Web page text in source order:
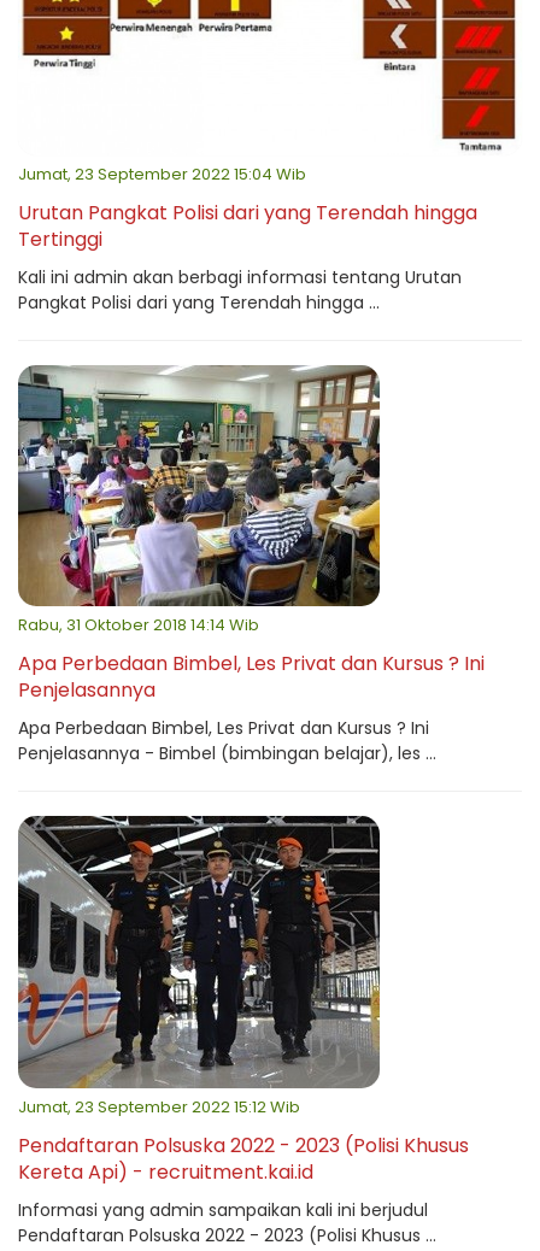
Jumat, 23 September 2022 15:04 Wib
Urutan Pangkat Polisi dari yang Terendah hingga
Tertinggi
Kali ini admin akan berbagi informasi tentang Urutan
Pangkat Polisi dari yang Terendah hingga ...
Rabu, 31 Oktober 2018 14:14 Wib
Apa Perbedaan Bimbel, Les Privat dan Kursus ? Ini
Penjelasannya
Apa Perbedaan Bimbel, Les Privat dan Kursus ? Ini
Penjelasannya - Bimbel (bimbingan belajar), les ...
Jumat, 23 September 2022 15:12 Wib
Pendaftaran Polsuska 2022 - 2023 (Polisi Khusus
Kereta Api) - recruitment.kai.id
Informasi yang admin sampaikan kali ini berjudul
Pendaftaran Polsuska 2022 - 2023 (Polisi Khusus ...